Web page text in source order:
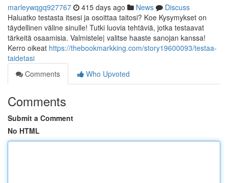
marleywqgq927767 415 days ago News
Discuss
Haluatko testasta itsesi ja osoittaa taitosi? Koe Kysymykset on
täydellinen väline sinulle! Tutki luovia tehtäviä, jotka testaavat
tärkeitä osaamisia. Valmistele| valitse haaste sanojan kanssa!
Kerro oikeat https://thebookmarkking.com/story19600093/testaa-
taidetasi
Comments
Who Upvoted
Comments
Submit a Comment
No HTML